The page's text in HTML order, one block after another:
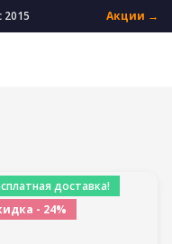
Акции →
доставка!
- 24%